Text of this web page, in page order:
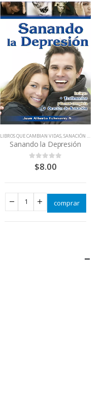
LIBROS QUE CAMBIAN VIDAS,SANACIÓN FÍSICA E INTERIOR
Sanando la Depresión
out of 5
$8.00
comprar